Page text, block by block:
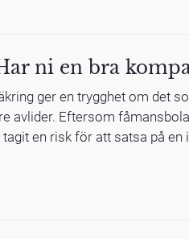
ni en bra
ger en trygghet om det
avlider. Eftersom
en risk för att satsa på en